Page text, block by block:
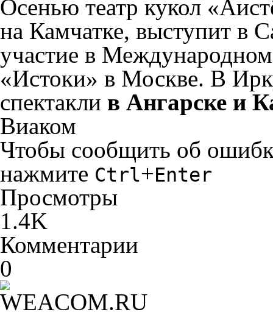
Осенью театр кукол
на Камчатке, выступит в
участие в Международном
«Истоки» в Москве. В
спектакли в Ангарске и
Виаком
Чтобы сообщить об
нажмите Ctrl+Enter
Просмотры
1.4K
Комментарии
0